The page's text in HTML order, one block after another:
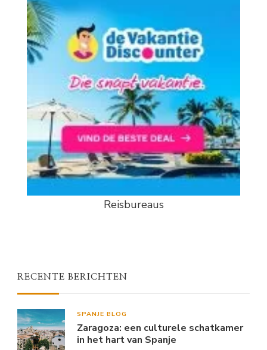
Reisbureaus
RECENTE BERICHTEN
SPANJE BLOG
Zaragoza: een culturele schatkamer
in het hart van Spanje